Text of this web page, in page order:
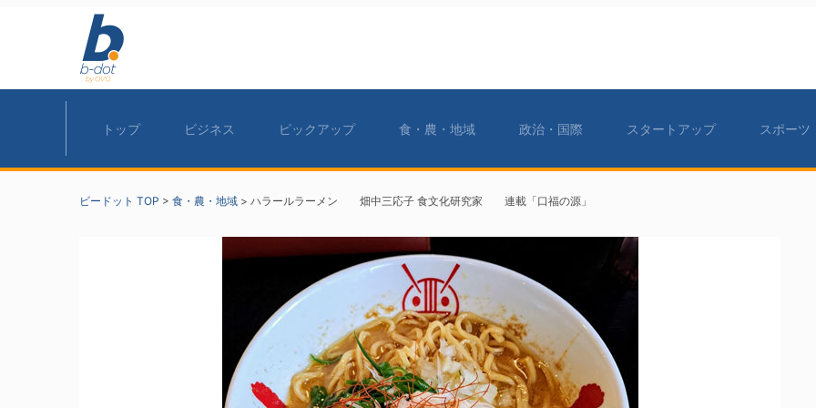
トップ ビジネス ピックアップ 食・農・地域 政治・国際 スタートアップ スポーツ
ビードット TOP > 食・農・地域 > ハラールラーメン 畑中三応子 食文化研究家 連載「口福の源」